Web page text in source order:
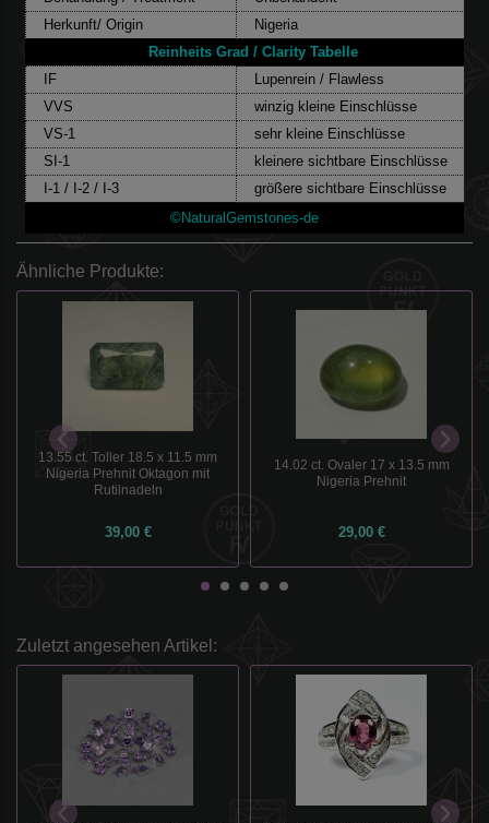
Herkunft/ Origin
Nigeria
Reinheits Grad / Clarity Tabelle
IF
Lupenrein / Flawless
VVS
winzig kleine Einschlüsse
VS-1
sehr kleine Einschlüsse
SI-1
kleinere sichtbare Einschlüsse
I-1 / I-2 / I-3
größere sichtbare Einschlüsse
©NaturalGemstones-de
Ähnliche Produkte:
13.55 ct. Toller 18.5 x 11.5 mm
Nigeria Prehnit Oktagon mit
Rutilnadeln
39,00 €
14.02 ct. Ovaler 17 x 13.5 mm
Nigeria Prehnit
29,00 €
Zuletzt angesehen Artikel: